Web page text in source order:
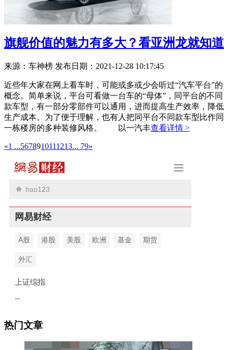
旗舰价值的魅力有多大？看亚洲龙就知道
来源：车神榜 发布日期：2021-12-28 10:17:45
近些年大家在网上看车时，可能或多或少会听过“汽车平台”的
概念。简单来说，平台可看做一台车的“母体”，同平台的不同
款车型，有一部分零部件可以通用，进而提高生产效率，降低
生产成本。为了便于理解，也有人把同平台不同款车型比作同
一栋楼房的多种装修风格。 以一汽丰查看详情 >
«1 ...5678910111213... 79»
热门文章